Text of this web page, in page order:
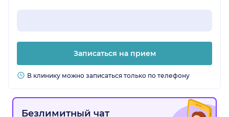
Записаться на прием
В клинику можно записаться только по телефону
Безлимитный чат